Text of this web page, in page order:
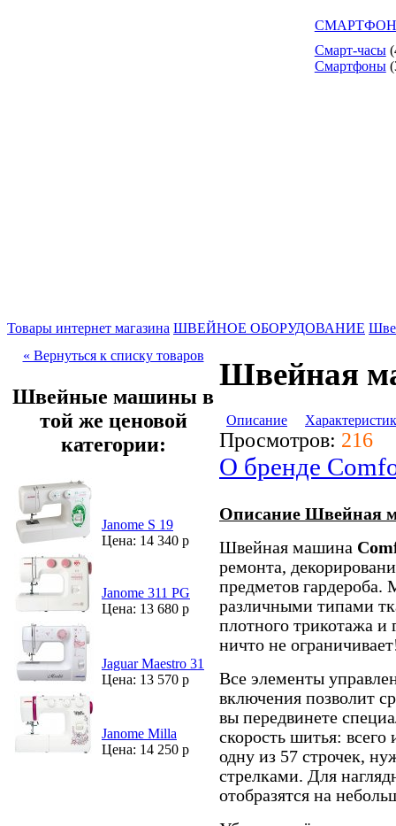
Смарт-часы
Смартфоны
Товары интернет магазина ШВЕЙНОЕ ОБОРУДОВАНИЕ
« Вернуться к списку товаров
Швейные машины в
той же ценовой
категории:
Janome S 19
Цена: 14 340 р
Janome 311 PG
Цена: 13 680 р
Jaguar Maestro 31
Цена: 13 570 р
Janome Milla
Цена: 14 250 р
Швейная
Описание
Просмотров: 216
О бренде
Описание Швейная
Швейная машина
ремонта,
предметов гардероба.
различными типами
плотного трикотажа
ничто не
Все элементы
включения позволит
вы передвинете
скорость шитья:
одну из 57 строчек,
стрелками. Для
отобразятся на